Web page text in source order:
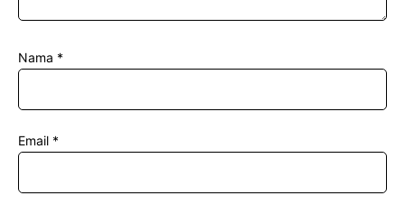
Nama *
Email *